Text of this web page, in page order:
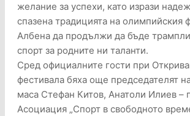
желание за успехи, като изрази
спазена традицията на олимпийския
Албена да продължи да бъде
спорт за родните ни таланти.
Сред официалните гости при
фестивала бяха още председателят
маса Стефан Китов, Анатоли Илиев –
Асоциация „Спорт в свободното